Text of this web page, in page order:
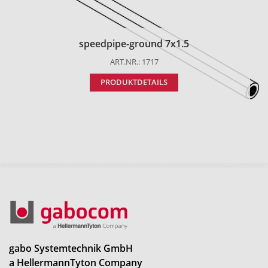
speedpipe-ground 7x1.5
ART.NR.: 1717
PRODUKTDETAILS
gabo Systemtechnik GmbH
a HellermannTyton Company